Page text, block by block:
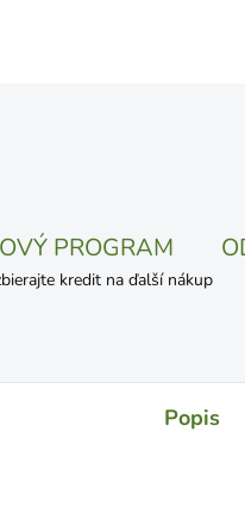
PROGRAM
kredit na ďalší nákup
Popis